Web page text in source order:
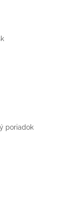
poriadok